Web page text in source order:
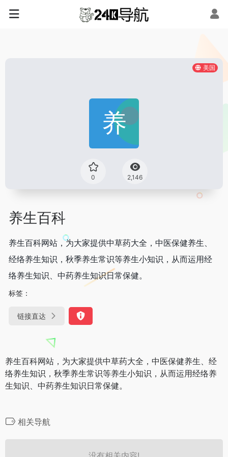
美国
0 2,146
养生百科
养生百科网站，为大家提供中草药大全，中医保健养生、
经络养生知识，秋季养生常识等养生小知识，从而运用经
络养生知识、中药养生知识日常保健。
标签：
链接直达
养生百科网站，为大家提供中草药大全，中医保健养生、经
络养生知识，秋季养生常识等养生小知识，从而运用经络养
生知识、中药养生知识日常保健。
相关导航